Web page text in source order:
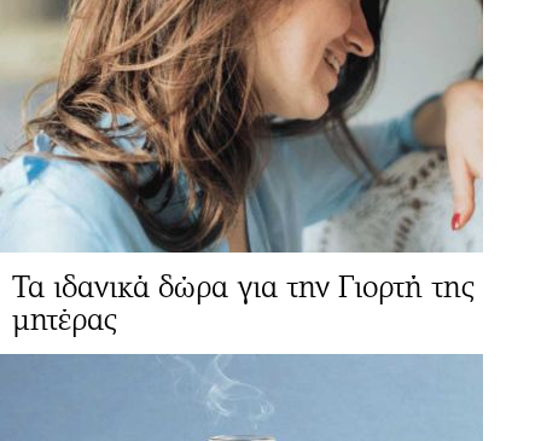
Τα ιδανικά δώρα για την Γιορτή της
μητέρας